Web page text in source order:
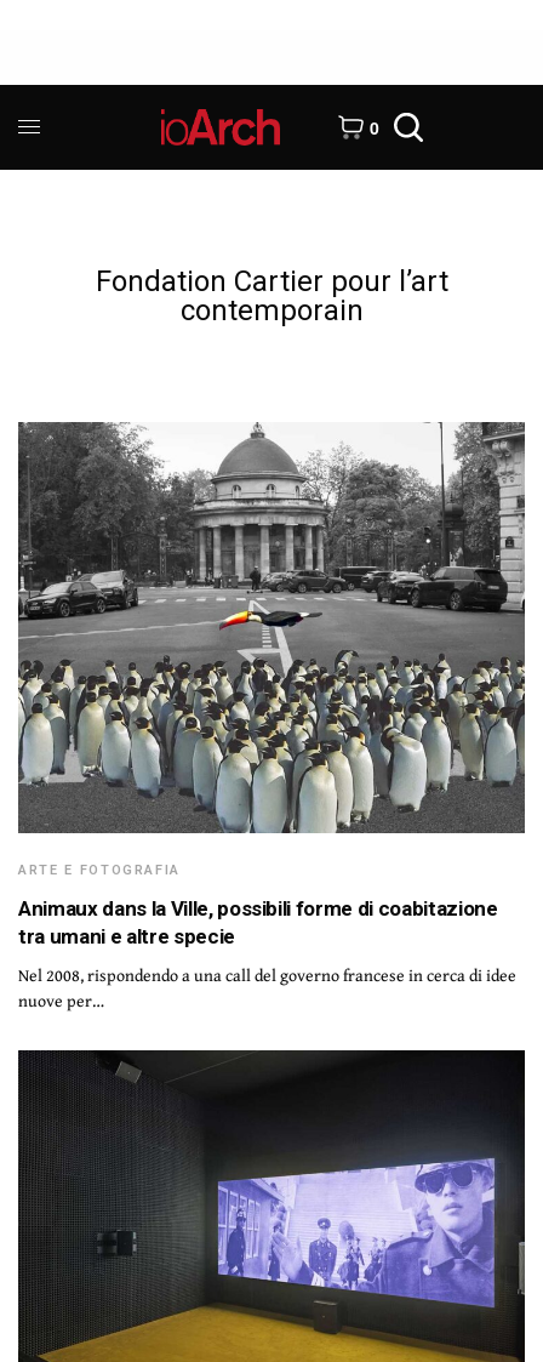
0
Fondation Cartier pour l’art
contemporain
ARTE E FOTOGRAFIA
Animaux dans la Ville, possibili forme di coabitazione
tra umani e altre specie
Nel 2008, rispondendo a una call del governo francese in cerca di idee
nuove per…